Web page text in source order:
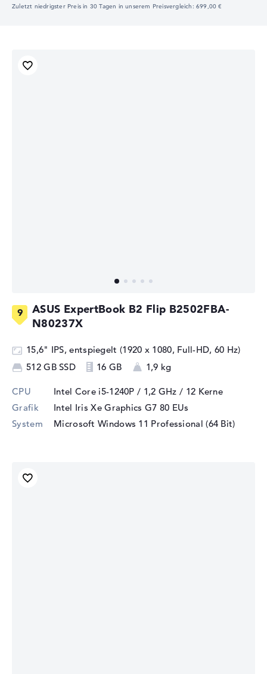
Zuletzt niedrigster Preis in 30 Tagen in unserem Preisvergleich: 699,00 €
ASUS ExpertBook B2 Flip B2502FBA-
N80237X
15,6" IPS, entspiegelt (1920 x 1080, Full-HD, 60 Hz)
512 GB SSD
16 GB 1,9 kg
CPU Intel Core i5-1240P / 1,2 GHz / 12 Kerne
Grafik
Intel Iris Xe Graphics G7 80 EUs
System
Microsoft Windows 11 Professional (64 Bit)